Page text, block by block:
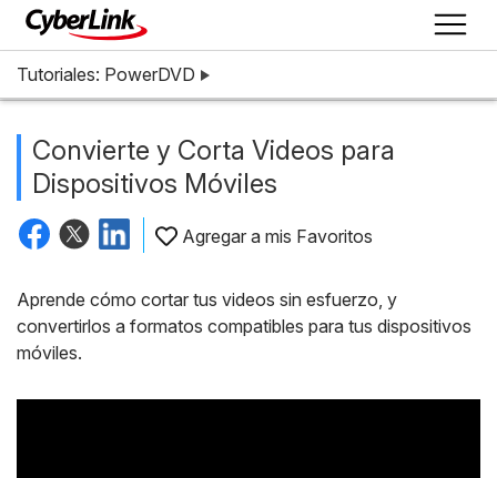
Tutoriales: PowerDVD
Convierte y Corta Videos para
Dispositivos Móviles
Agregar a mis Favoritos
Aprende cómo cortar tus videos sin esfuerzo, y
convertirlos a formatos compatibles para tus dispositivos
móviles.